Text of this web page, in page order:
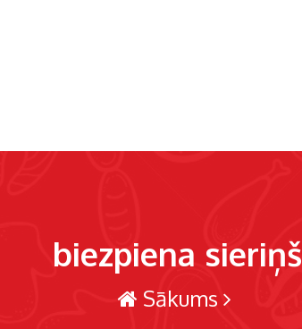
biezpiena sieriņš
Sākums